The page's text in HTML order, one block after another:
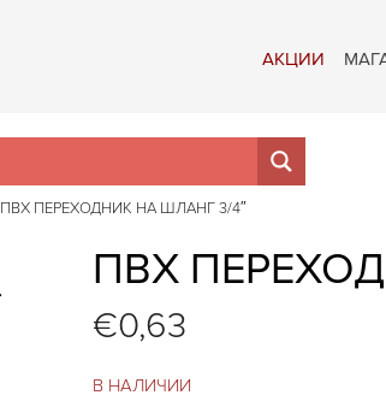
АКЦИИ
ПВХ ПЕРЕХОДНИК НА ШЛАНГ 3/4″
ПВХ
€0,63
В НАЛИЧИИ